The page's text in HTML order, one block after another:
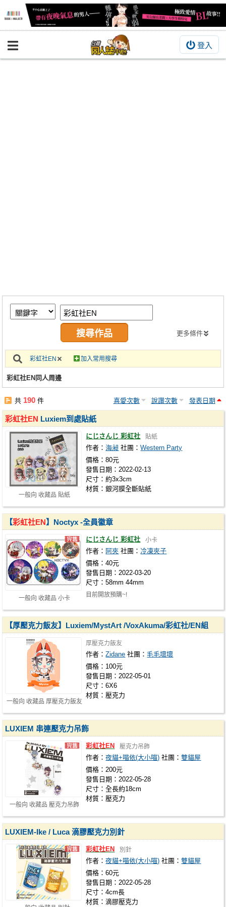
登入
BOOKY書集倉庫
繪圖藝廊
交流中心
攤位轉讓區
會員功能選單
註冊會員
更多條件
彩虹社EN 加入常用搜尋
彩虹社EN同人周邊
共 190 件 喜愛次數 說讚次數 發表日期
一般向 收藏品 貼紙
彩虹社EN Luxiem到處貼紙
にじさんじ 彩虹社 貼紙
作者：海昶 社團：Western Party
價格：80元
發售日期：2022-02-13
尺寸：約3x3cm
材質：銀河膜全斷貼紙
一般向 收藏品 小卡
【彩虹社EN】Noctyx -全員徽章
にじさんじ 彩虹社 小卡
作者： 阿夾 社團： 冷凍夾子
價格：40元
發售日期：2022-03-20
尺寸：58mm 44mm
目前開放預購~!
一般向 收藏品 厚壓克力飯友
【厚壓克力飯友】Luxiem/MystArt /VoxAkuma/彩虹社/EN組
厚壓克力飯友
作者：Zidane 社團：毛毛壞壞
價格：100元
發售日期：2022-05-01
尺寸：6X6
材質：壓克力
一般向 收藏品 壓克力吊飾
LUXIEM 串連壓克力吊飾
彩虹社EN 壓克力吊飾
作者：夜貓+喵依(大小喵) 社團：雙貓屋
價格：200元
發售日期：2022-05-28
尺寸：全長約18cm
材質：壓克力
LUXIEM-Ike / Luca 滴膠壓克力別針
彩虹社EN 別針
作者：夜貓+喵依(大小喵) 社團：雙貓屋
價格：60元
發售日期：2022-05-28
尺寸：4cm長
材質：滴膠壓克力